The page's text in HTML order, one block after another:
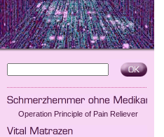
Operation Principle of Pain Reliever